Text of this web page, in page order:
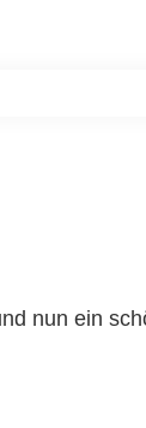
nun ein